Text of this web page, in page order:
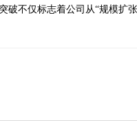
破不仅标志着公司从“规模扩